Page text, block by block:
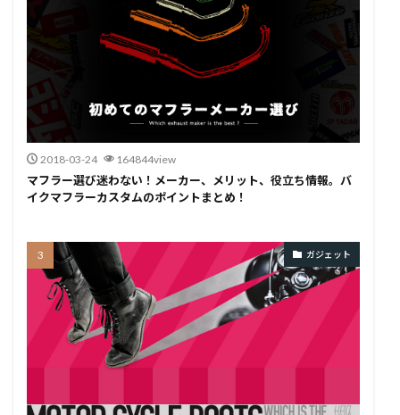
2018-03-24 164844view
マフラー選び迷わない！メーカー、メリット、役立ち情報。バ
イクマフラーカスタムのポイントまとめ！
ガジェット